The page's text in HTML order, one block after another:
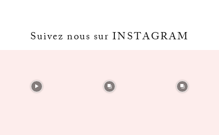
Suivez nous sur INSTAGRAM